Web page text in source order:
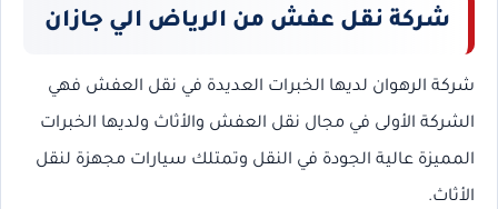
شركة نقل عفش من الرياض الي جازان
شركة الرهوان لديها الخبرات العديدة في نقل العفش فهي
الشركة الأولى في مجال نقل العفش والأثاث ولديها الخبرات
المميزة عالية الجودة في النقل وتمتلك سيارات مجهزة لنقل
الأثاث.